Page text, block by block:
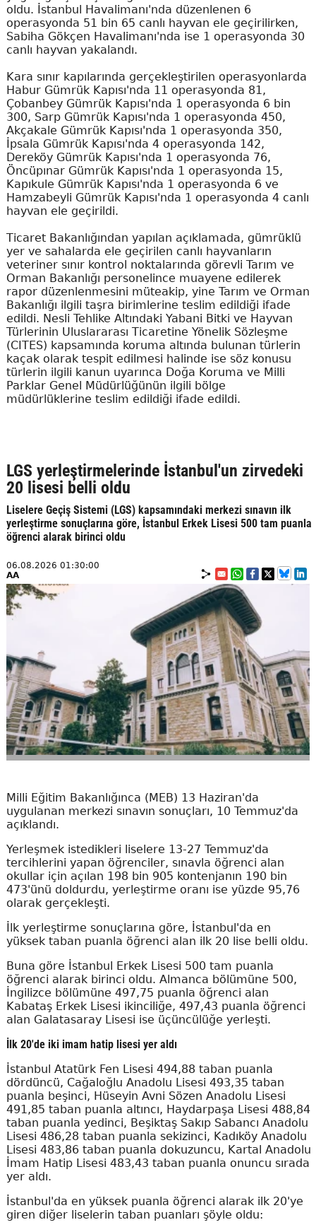
oldu. İstanbul Havalimanı'nda düzenlenen 6
operasyonda 51 bin 65 canlı hayvan ele geçirilirken,
Sabiha Gökçen Havalimanı'nda ise 1 operasyonda 30
canlı hayvan yakalandı.
Kara sınır kapılarında gerçekleştirilen operasyonlarda
Habur Gümrük Kapısı'nda 11 operasyonda 81,
Çobanbey Gümrük Kapısı'nda 1 operasyonda 6 bin
300, Sarp Gümrük Kapısı'nda 1 operasyonda 450,
Akçakale Gümrük Kapısı'nda 1 operasyonda 350,
İpsala Gümrük Kapısı'nda 4 operasyonda 142,
Dereköy Gümrük Kapısı'nda 1 operasyonda 76,
Öncüpınar Gümrük Kapısı'nda 1 operasyonda 15,
Kapıkule Gümrük Kapısı'nda 1 operasyonda 6 ve
Hamzabeyli Gümrük Kapısı'nda 1 operasyonda 4 canlı
hayvan ele geçirildi.
Ticaret Bakanlığından yapılan açıklamada, gümrüklü
yer ve sahalarda ele geçirilen canlı hayvanların
veteriner sınır kontrol noktalarında görevli Tarım ve
Orman Bakanlığı personelince muayene edilerek
rapor düzenlenmesini müteakip, yine Tarım ve Orman
Bakanlığı ilgili taşra birimlerine teslim edildiği ifade
edildi. Nesli Tehlike Altındaki Yabani Bitki ve Hayvan
Türlerinin Uluslararası Ticaretine Yönelik Sözleşme
(CITES) kapsamında koruma altında bulunan türlerin
kaçak olarak tespit edilmesi halinde ise söz konusu
türlerin ilgili kanun uyarınca Doğa Koruma ve Milli
Parklar Genel Müdürlüğünün ilgili bölge
müdürlüklerine teslim edildiği ifade edildi.
LGS yerleştirmelerinde İstanbul'un zirvedeki
20 lisesi belli oldu
Liselere Geçiş Sistemi (LGS) kapsamındaki merkezi sınavın ilk
yerleştirme sonuçlarına göre, İstanbul Erkek Lisesi 500 tam puanla
öğrenci alarak birinci oldu
06.08.2026 01:30:00
AA
Milli Eğitim Bakanlığınca (MEB) 13 Haziran'da
uygulanan merkezi sınavın sonuçları, 10 Temmuz'da
açıklandı.
Yerleşmek istedikleri liselere 13-27 Temmuz'da
tercihlerini yapan öğrenciler, sınavla öğrenci alan
okullar için açılan 198 bin 905 kontenjanın 190 bin
473'ünü doldurdu, yerleştirme oranı ise yüzde 95,76
olarak gerçekleşti.
İlk yerleştirme sonuçlarına göre, İstanbul'da en
yüksek taban puanla öğrenci alan ilk 20 lise belli oldu.
Buna göre İstanbul Erkek Lisesi 500 tam puanla
öğrenci alarak birinci oldu. Almanca bölümüne 500,
İngilizce bölümüne 497,75 puanla öğrenci alan
Kabataş Erkek Lisesi ikinciliğe, 497,43 puanla öğrenci
alan Galatasaray Lisesi ise üçüncülüğe yerleşti.
İlk 20'de iki imam hatip lisesi yer aldı
İstanbul Atatürk Fen Lisesi 494,88 taban puanla
dördüncü, Cağaloğlu Anadolu Lisesi 493,35 taban
puanla beşinci, Hüseyin Avni Sözen Anadolu Lisesi
491,85 taban puanla altıncı, Haydarpaşa Lisesi 488,84
taban puanla yedinci, Beşiktaş Sakıp Sabancı Anadolu
Lisesi 486,28 taban puanla sekizinci, Kadıköy Anadolu
Lisesi 483,86 taban puanla dokuzuncu, Kartal Anadolu
İmam Hatip Lisesi 483,43 taban puanla onuncu sırada
yer aldı.
İstanbul'da en yüksek puanla öğrenci alarak ilk 20'ye
giren diğer liselerin taban puanları şöyle oldu: